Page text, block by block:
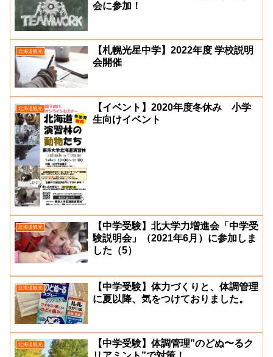
会に参加！
北海道観光
【札幌光星中学】2022年度 学校説明
会開催
北海道観光
【イベント】2020年度冬休み 小学
生向けイベント
北海道観光
【中学受験】北大学力増進会「中学受
験説明会」（2021年6月）に参加しま
した（5）
北海道観光
【中学受験】体力づくりと、体調管理
に夏以降、気をつけておりました。
北海道観光
【中学受験】体調管理”のどぬ〜るク